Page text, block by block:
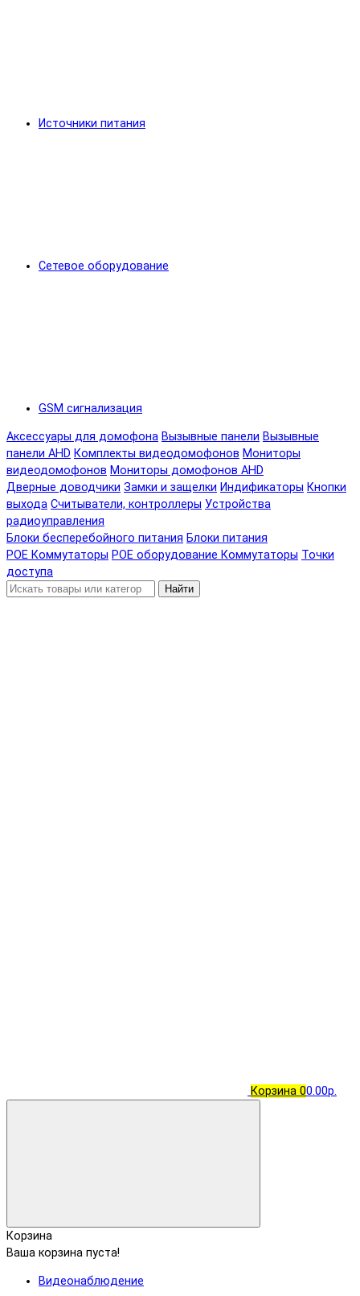
Источники питания
Сетевое оборудование
GSM сигнализация
Аксессуары для домофона Вызывные панели Вызывные
панели AHD Комплекты видеодомофонов Мониторы
видеодомофонов Мониторы домофонов AHD
Дверные доводчики Замки и защелки Индификаторы Кнопки
выхода Считыватели, контроллеры Устройства
радиоуправления
Блоки бесперебойного питания Блоки питания
POE Коммутаторы POE оборудование Коммутаторы Точки
доступа
Найти
Корзина 00.00р.
Корзина
Ваша корзина пуста!
Видеонаблюдение